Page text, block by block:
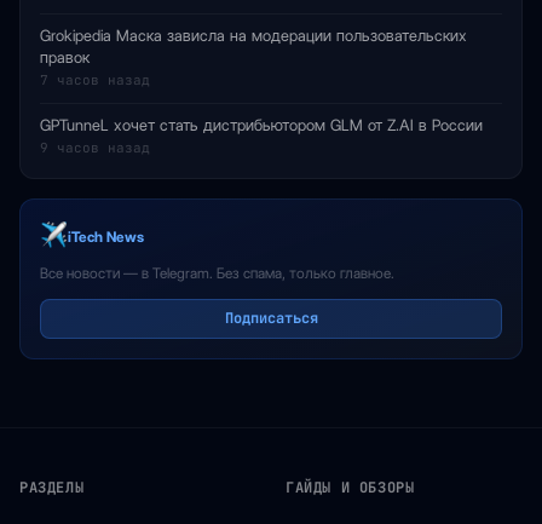
Grokipedia Маска зависла на модерации пользовательских
правок
7 часов назад
GPTunneL хочет стать дистрибьютором GLM от Z.AI в России
9 часов назад
iTech News
Все новости — в Telegram. Без спама, только главное.
Подписаться
РАЗДЕЛЫ ГАЙДЫ И ОБЗОРЫ